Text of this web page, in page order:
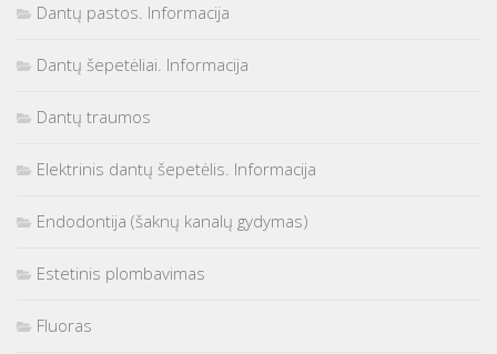
Dantų pastos. Informacija
Dantų šepetėliai. Informacija
Dantų traumos
Elektrinis dantų šepetėlis. Informacija
Endodontija (šaknų kanalų gydymas)
Estetinis plombavimas
Fluoras